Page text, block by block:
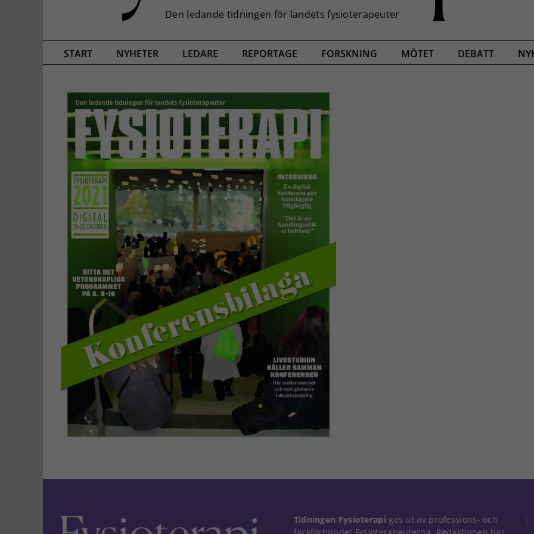
START NYHETER LEDARE REPORTAGE FORSKNING MÖTET DEBATT
Tidningen Fysioterapi ges ut av professions- och
fackförbundet Fysioterapeuterna. Redaktionen har